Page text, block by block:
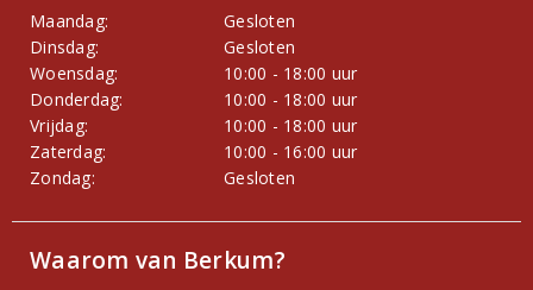
Maandag:
Gesloten
Dinsdag:
Gesloten
Woensdag:
10:00 - 18:00 uur
Donderdag:
10:00 - 18:00 uur
Vrijdag:
10:00 - 18:00 uur
Zaterdag:
10:00 - 16:00 uur
Zondag:
Gesloten
Waarom van Berkum?